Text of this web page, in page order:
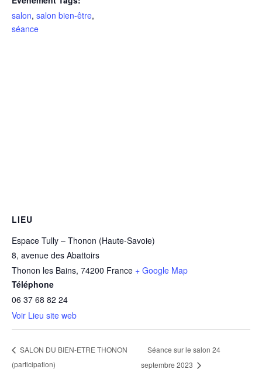
salon, salon bien-être,
séance
LIEU
Espace Tully – Thonon (Haute-Savoie)
8, avenue des Abattoirs
Thonon les Bains, 74200 France + Google Map
Téléphone
06 37 68 82 24
Voir Lieu site web
SALON DU BIEN-ETRE THONON
(participation)
Séance sur le salon 24
septembre 2023